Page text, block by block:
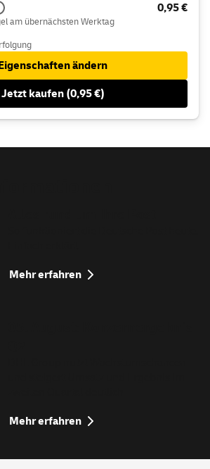
0,95 €
am übernächsten Werktag
ändern
Jetzt kaufen (0,95 €)
Mehr erfahren
Mehr erfahren